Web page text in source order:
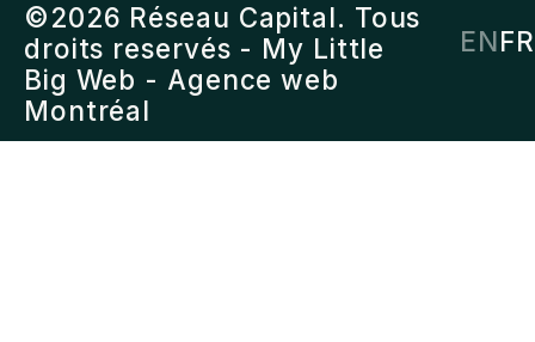
©2026 Réseau Capital. Tous
droits reservés - My Little
Big Web - Agence web
Montréal
ENFR